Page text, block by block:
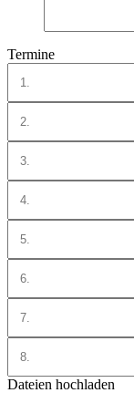
Termine
Dateien hochladen